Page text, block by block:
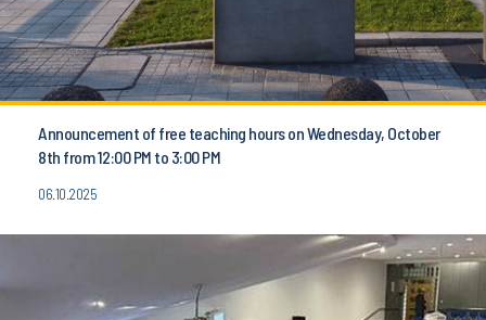
Announcement of free teaching hours on Wednesday, October
8th from 12:00 PM to 3:00 PM
06.10.2025